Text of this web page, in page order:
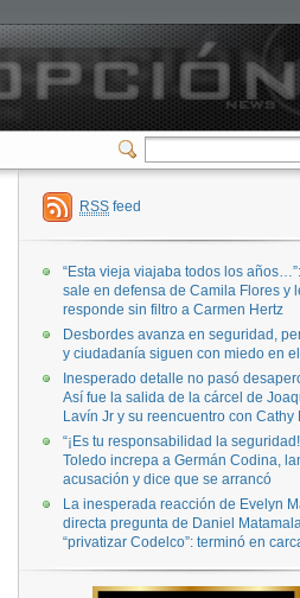
RSS feed
“Esta vieja viajaba todos los
sale en defensa de Camila Flores y
responde sin filtro a Carmen Hertz
Desbordes avanza en seguridad,
y ciudadanía siguen con miedo en
Inesperado detalle no pasó
Así fue la salida de la cárcel de
Lavín Jr y su reencuentro con Cathy
“¡Es tu responsabilidad la
Toledo increpa a Germán Codina,
acusación y dice que se arrancó
La inesperada reacción de Evelyn
directa pregunta de Daniel
“privatizar Codelco”: terminó en